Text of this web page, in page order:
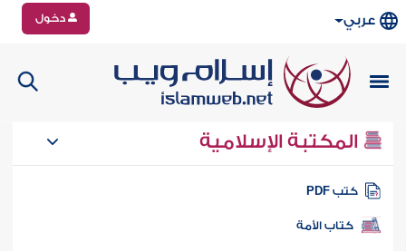
عربي دخول
المكتبة الإسلامية
كتب PDF